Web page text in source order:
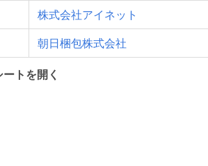
株式会社アイネット
朝日梱包株式会社
トを開く